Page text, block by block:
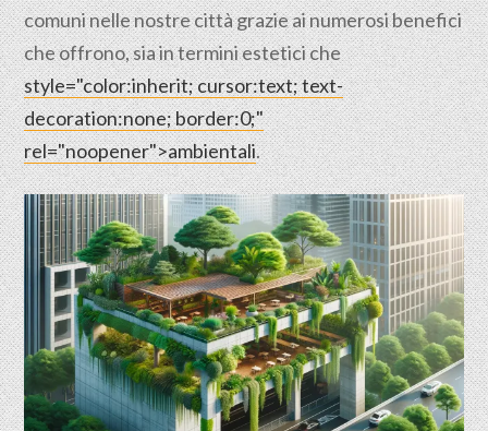
comuni nelle nostre città grazie ai numerosi benefici
che offrono, sia in termini estetici che
style="color:inherit; cursor:text; text-
decoration:none; border:0;"
rel="noopener">ambientali.